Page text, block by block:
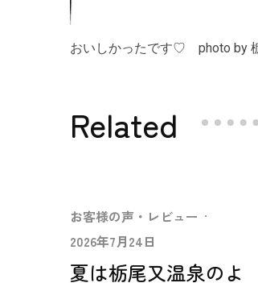
おいしかったです♡ photo by
Related
お客様の声・レビュー ·
2026年7月24日
夏は栃尾又温泉のよ